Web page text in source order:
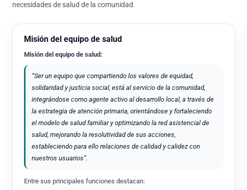
necesidades de salud de la comunidad.
Misión del equipo de salud
Misión del equipo de salud:
“Ser un equipo que compartiendo los valores de equidad,
solidaridad y justicia social, está al servicio de la comunidad,
integrándose como agente activo al desarrollo local, a través de
la estrategia de atención primaria, orientándose y fortaleciendo
el modelo de salud familiar y optimizando la red asistencial de
salud, mejorando la resolutividad de sus acciones,
estableciendo para ello relaciones de calidad y calidez con
nuestros usuarios”.
Entre sus principales funciones destacan: